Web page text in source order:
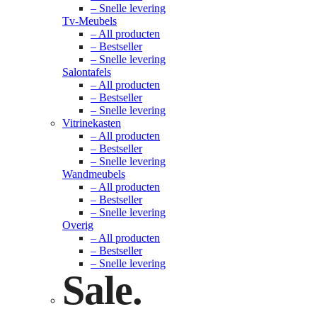
– Snelle levering
Tv-Meubels
– All producten
– Bestseller
– Snelle levering
Salontafels
– All producten
– Bestseller
– Snelle levering
Vitrinekasten
– All producten
– Bestseller
– Snelle levering
Wandmeubels
– All producten
– Bestseller
– Snelle levering
Overig
– All producten
– Bestseller
– Snelle levering
Sale.